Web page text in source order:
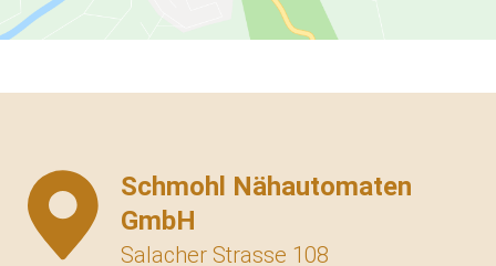
Schmohl Nähautomaten
GmbH
Salacher Strasse 108